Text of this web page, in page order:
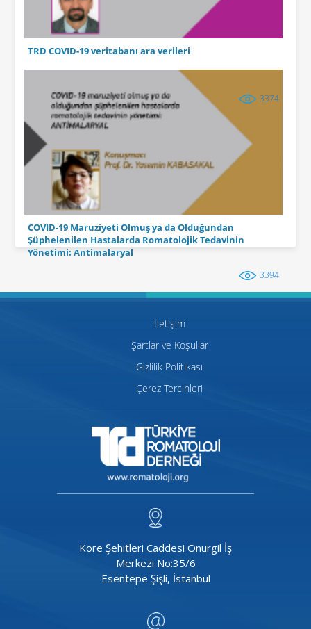
TRD COVID-19 veritabanı ara verileri
3374
COVID-19 Maruziyeti Olmuş ya da Olduğundan
Şüphelenilen Hastalarda Romatolojik Tedavinin
Yönetimi: Antimalaryal
3394
İletişim
Şartlar ve Koşullar
Gizlilik Politikası
Çerez Tercihleri
Kore Şehitleri Caddesi Onurgil İş
Merkezi No:35/6
Esentepe Şişli, İstanbul